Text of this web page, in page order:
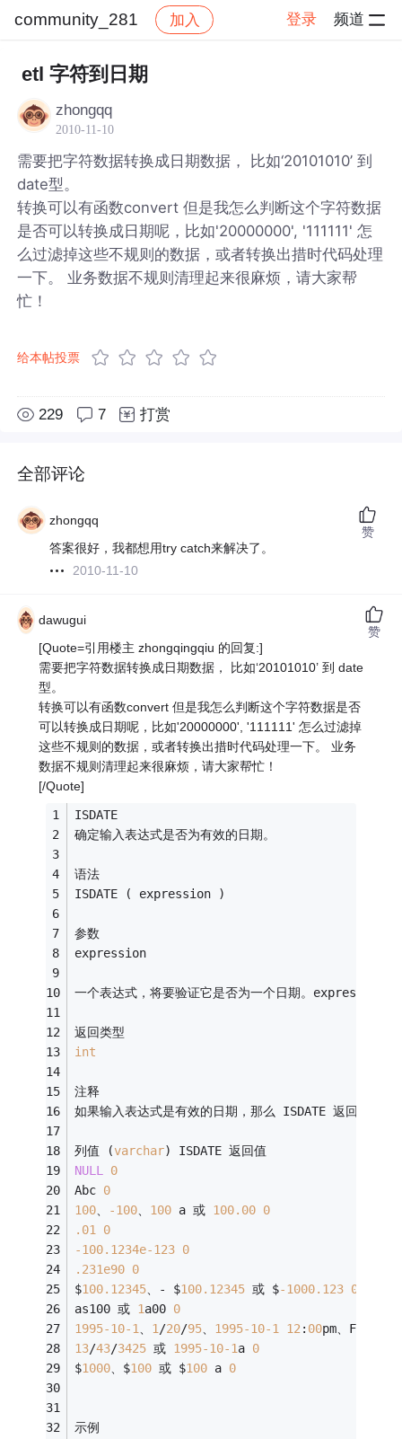
community_281 加入 登录 频道
社区 community_281
etl 字符到日期
zhongqq
2010-11-10
需要把字符数据转换成日期数据， 比如‘20101010’ 到
date型。
转换可以有函数convert 但是我怎么判断这个字符数据
是否可以转换成日期呢，比如'20000000', '111111' 怎
么过滤掉这些不规则的数据，或者转换出措时代码处理
一下。 业务数据不规则清理起来很麻烦，请大家帮
忙！
给本帖投票
229 7 打赏
全部评论
zhongqq
答案很好，我都想用try catch来解决了。
2010-11-10
赞
dawugui
[Quote=引用楼主 zhongqingqiu 的回复:]
需要把字符数据转换成日期数据， 比如‘20101010’ 到 date
型。
转换可以有函数convert 但是我怎么判断这个字符数据是否
可以转换成日期呢，比如'20000000', '111111' 怎么过滤掉
这些不规则的数据，或者转换出措时代码处理一下。 业务
数据不规则清理起来很麻烦，请大家帮忙！
[/Quote]
ISDATE
确定输入表达式是否为有效的日期。
语法
ISDATE ( expression )
参数
expression
一个表达式，将要验证它是否为一个日期。expression
返回类型
int
注释
如果输入表达式是有效的日期，那么 ISDATE 返回
列值 (varchar) ISDATE 返回值
NULL 0
Abc 0
100、 -100、 100 a 或 100.00 0
.01 0
-100.1234e-123 0
.231e90 0
$100.12345、 - $100.12345 或 $-1000.123 0
as100 或 1a00 0
1995-10-1、 1/20/95、 1995-10-1 12: 00pm、Feb
13/43/3425 或 1995-10-1a 0
$1000、$100 或 $100 a 0
示例
赞